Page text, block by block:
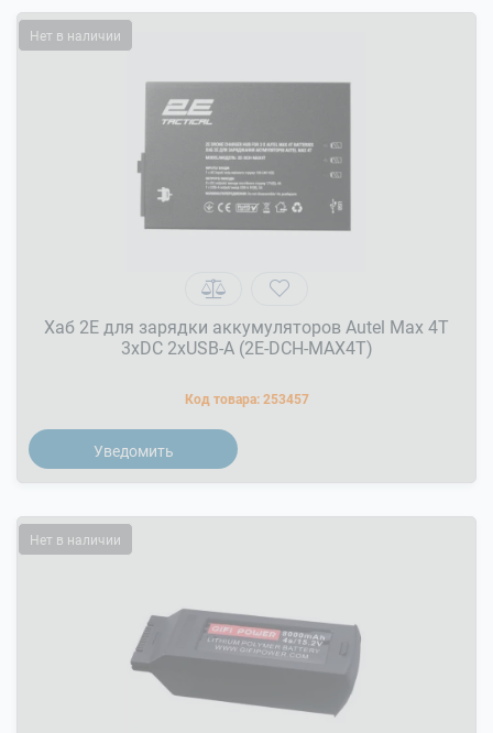
Нет в наличии
Хаб 2E для зарядки аккумуляторов Autel Max 4T
3xDC 2xUSB-A (2E-DCH-MAX4T)
Код товара: 253457
Уведомить
Нет в наличии